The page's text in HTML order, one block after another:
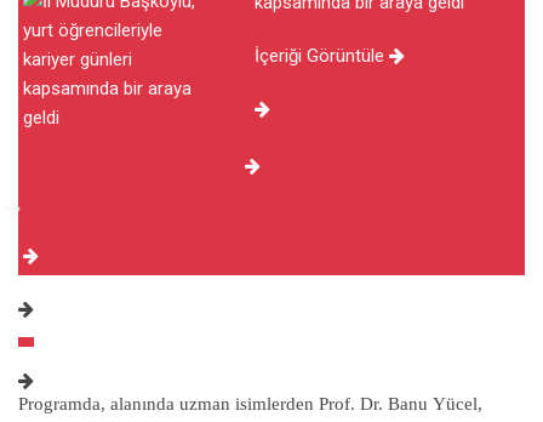
İçeriği Görüntüle
Programda, alanında uzman isimlerden Prof. Dr. Banu Yücel,